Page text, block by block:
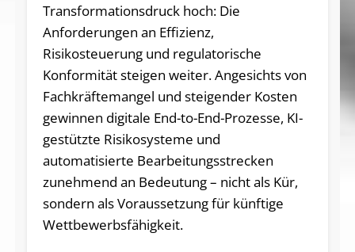
Transformationsdruck hoch: Die
Anforderungen an Effizienz,
Risikosteuerung und regulatorische
Konformität steigen weiter. Angesichts von
Fachkräftemangel und steigender Kosten
gewinnen digitale End-to-End-Prozesse, KI-
gestützte Risikosysteme und
automatisierte Bearbeitungsstrecken
zunehmend an Bedeutung – nicht als Kür,
sondern als Voraussetzung für künftige
Wettbewerbsfähigkeit.